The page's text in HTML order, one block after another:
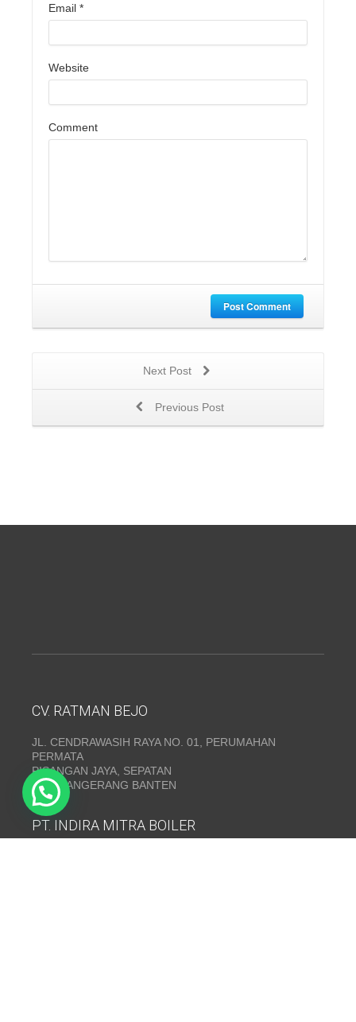
Email *
Website
Comment
Post Comment
Next Post
Previous Post
CV. RATMAN BEJO
JL. CENDRAWASIH RAYA NO. 01, PERUMAHAN
PERMATA
PISANGAN JAYA, SEPATAN
KAB. TANGERANG BANTEN
PT. INDIRA MITRA BOILER